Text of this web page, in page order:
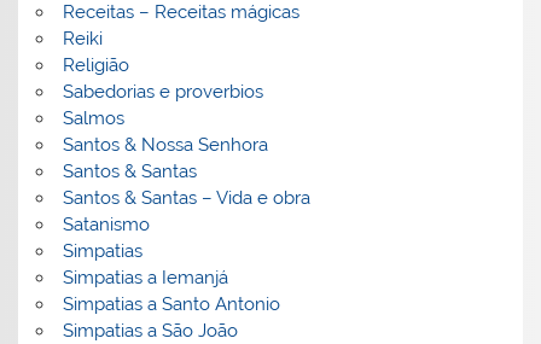
Receitas – Receitas mágicas
Reiki
Religião
Sabedorias e proverbios
Salmos
Santos & Nossa Senhora
Santos & Santas
Santos & Santas – Vida e obra
Satanismo
Simpatias
Simpatias a Iemanjá
Simpatias a Santo Antonio
Simpatias a São João